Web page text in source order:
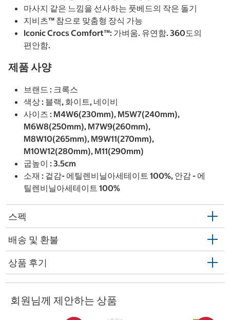
마사지 같은 느낌을 선사하는 풋베드의 작은 돌기
지비츠™ 참으로 맞춤형 장식 가능
Iconic Crocs Comfort™: 가벼움. 유연함. 360도의
편안함.
제품 사양
브랜드 : 크록스
색상 : 블랙, 화이트, 네이비
사이즈 : M4W6(230mm), M5W7(240mm),
M6W8(250mm), M7W9(260mm),
M8W10(265mm), M9W11(270mm),
M10W12(280mm), M11(290mm)
굽높이 : 3.5cm
소재 : 겉감- 에틸렌비닐아세테이트 100%, 안감 - 에
틸렌비닐아세테이트 100%
스펙
배송 및 환불
상품 후기
회원님께 제안하는 상품